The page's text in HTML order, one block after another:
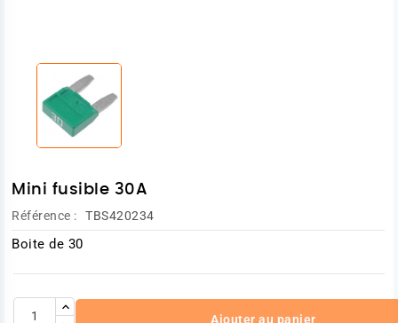
Mini fusible 30A
Référence : TBS420234
Boite de 30
Ajouter au panier